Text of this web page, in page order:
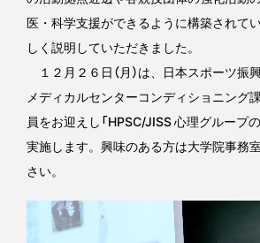
医・科学支援ができるように構築されて
しく説明していただきました。
１２月２６日（月）は、日本スポーツ振
メディカルセンターコンディショニング
員をお迎えし「HPSC/JISS 心理グループ
実施します。興味のある方は大学院事務
さい。